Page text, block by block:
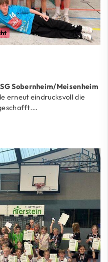
Sobernheim/Meisenheim
erneut eindrucksvoll die